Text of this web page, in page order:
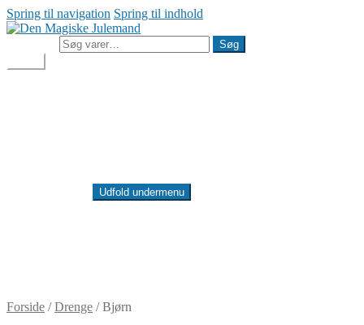
Spring til navigation Spring til indhold
Søg
Udfold undermenu
Forside /Drenge /Bjørn